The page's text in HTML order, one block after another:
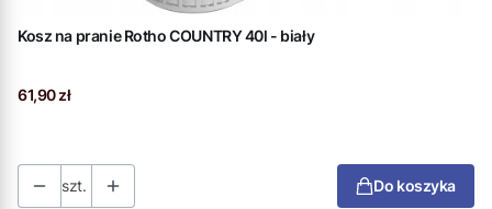
Kosz na pranie Rotho COUNTRY 40l - biały
Cena
61,90 zł
szt. Do koszyka